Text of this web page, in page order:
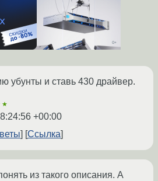
убунты и ставь 430 драйвер.
+00:00
Ссылка
из такого описания. А